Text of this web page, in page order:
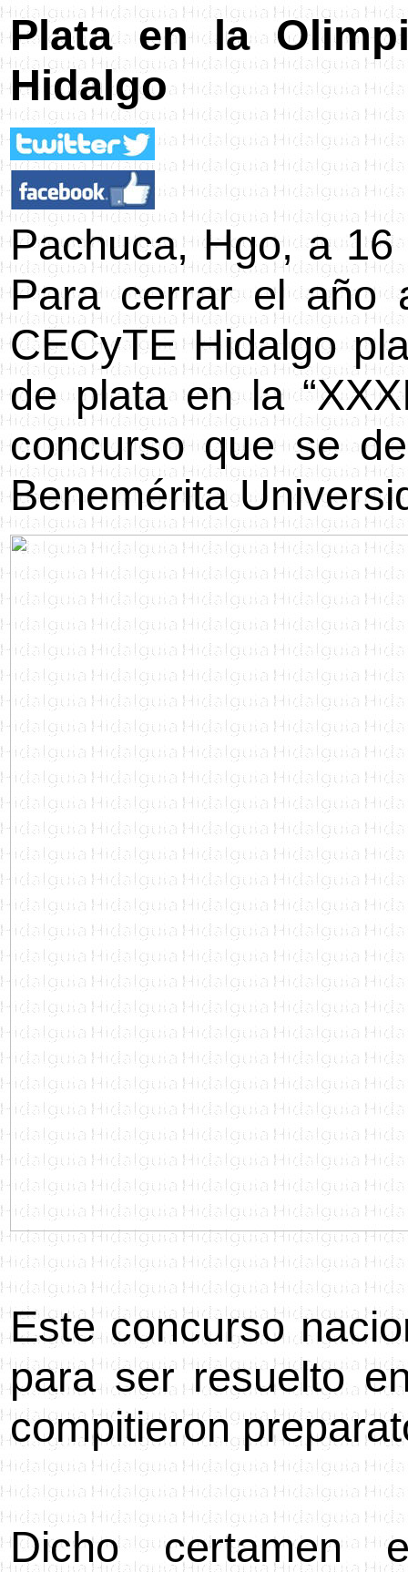
Plataen la
Hidalgo
Pachuca, Hgo, a
Para cerrar el año
CECyTE Hidalgo
de plata en la
concurso que se
Benemérita
Este concurso
para ser resuelto
compitieron
Dicho certamen